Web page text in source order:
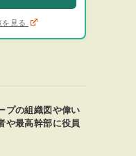
を見る
プの組織図や偉い
や最高幹部に役員